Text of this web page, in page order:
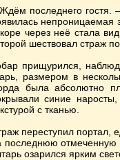
последнего гостя.
непроницаемая
через неё стала
шествовал страж
прищурился,
размером в
была абсолютно
синие
с тканью.
переступил портал,
последнюю отмеченную
озарился ярким